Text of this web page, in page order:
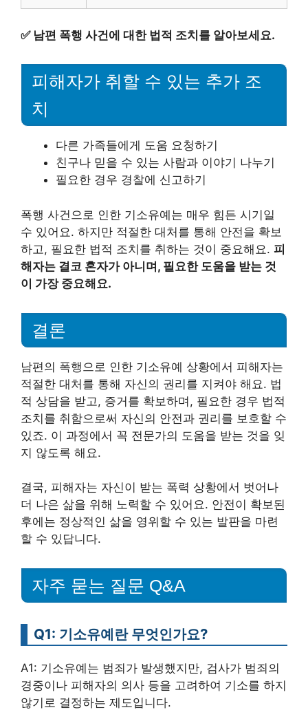
✅ 남편 폭행 사건에 대한 법적 조치를 알아보세요.
피해자가 취할 수 있는 추가 조
치
다른 가족들에게 도움 요청하기
친구나 믿을 수 있는 사람과 이야기 나누기
필요한 경우 경찰에 신고하기
폭행 사건으로 인한 기소유예는 매우 힘든 시기일
수 있어요. 하지만 적절한 대처를 통해 안전을 확보
하고, 필요한 법적 조치를 취하는 것이 중요해요. 피
해자는 결코 혼자가 아니며, 필요한 도움을 받는 것
이 가장 중요해요.
결론
남편의 폭행으로 인한 기소유예 상황에서 피해자는
적절한 대처를 통해 자신의 권리를 지켜야 해요. 법
적 상담을 받고, 증거를 확보하며, 필요한 경우 법적
조치를 취함으로써 자신의 안전과 권리를 보호할 수
있죠. 이 과정에서 꼭 전문가의 도움을 받는 것을 잊
지 않도록 해요.
결국, 피해자는 자신이 받는 폭력 상황에서 벗어나
더 나은 삶을 위해 노력할 수 있어요. 안전이 확보된
후에는 정상적인 삶을 영위할 수 있는 발판을 마련
할 수 있답니다.
자주 묻는 질문 Q&A
Q1: 기소유예란 무엇인가요?
A1: 기소유예는 범죄가 발생했지만, 검사가 범죄의
경중이나 피해자의 의사 등을 고려하여 기소를 하지
않기로 결정하는 제도입니다.